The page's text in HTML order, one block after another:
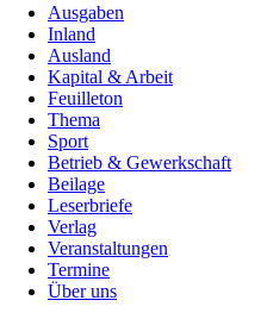
Ausgaben
Inland
Ausland
Kapital & Arbeit
Feuilleton
Thema
Sport
Betrieb & Gewerkschaft
Beilage
Leserbriefe
Verlag
Veranstaltungen
Termine
Über uns